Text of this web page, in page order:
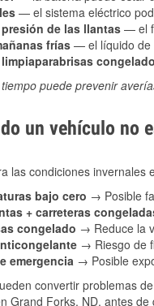
— el sistema eléctrico
de las llantas— el
frías — el líquido de
congelado
puede prevenir
un vehículo no
las condiciones
bajo cero → Posible
+ carreteras
congelado → Reduce la
→ Riesgo de
emergencia → Posible
convertir problemas
Grand Forks, ND, antes